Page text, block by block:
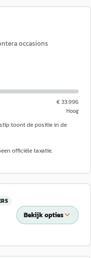
occasions
€ 33.996
Hoog
toont de positie in de
officiële taxatie.
Bekijk opties